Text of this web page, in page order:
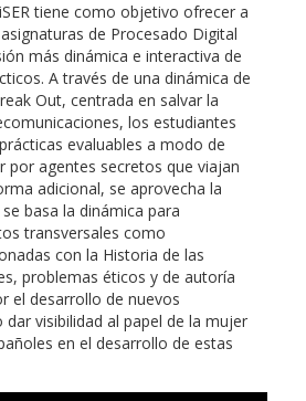
tiene como objetivo ofrecer a
de Procesado Digital
más dinámica e interactiva de
A través de una dinámica de
Out, centrada en salvar la
los estudiantes
evaluables a modo de
por agentes secretos que viajan
adicional, se aprovecha la
basa la dinámica para
transversales como
con la Historia de las
problemas éticos y de autoría
el desarrollo de nuevos
visibilidad al papel de la mujer
en el desarrollo de estas